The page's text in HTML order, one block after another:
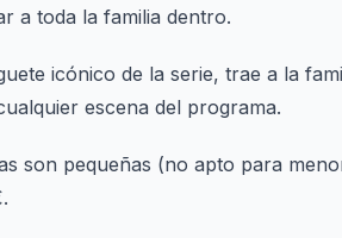
a toda la familia dentro.
icónico de la serie, trae a la
escena del programa.
son pequeñas (no apto para